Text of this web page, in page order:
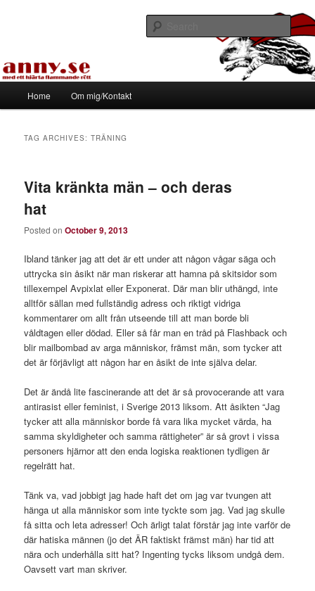
Tapirhen
Home Om mig/Kontakt
TAG ARCHIVES:TRÄNING
Vita kränkta män – och deras
hat
Posted onOctober 9, 2013
Ibland tänker jag att det är ett under att någon vågar säga och
uttrycka sin åsikt när man riskerar att hamna på skitsidor som
tillexempel Avpixlat eller Exponerat. Där man blir uthängd, inte
alltför sällan med fullständig adress och riktigt vidriga
kommentarer om allt från utseende till att man borde bli
våldtagen eller dödad. Eller så får man en tråd på Flashback och
blir mailbombad av arga människor, främst män, som tycker att
det är förjävligt att någon har en åsikt de inte själva delar.
Det är ändå lite fascinerande att det är så provocerande att vara
antirasist eller feminist, i Sverige 2013 liksom. Att åsikten “Jag
tycker att alla människor borde få vara lika mycket värda, ha
samma skyldigheter och samma rättigheter” är så grovt i vissa
personers hjärnor att den enda logiska reaktionen tydligen är
regelrätt hat.
Tänk va, vad jobbigt jag hade haft det om jag var tvungen att
hänga ut alla människor som inte tyckte som jag. Vad jag skulle
få sitta och leta adresser! Och ärligt talat förstår jag inte varför de
där hatiska männen (jo det ÄR faktiskt främst män) har tid att
nära och underhålla sitt hat? Ingenting tycks liksom undgå dem.
Oavsett vart man skriver.